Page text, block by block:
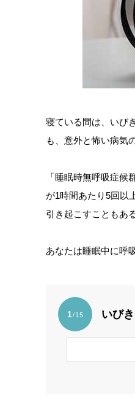
寝ている間は、いび
も、意外と怖い病気
「睡眠時無呼吸症
が1時間あたり5回以
引き起こすこともあ
あなたは睡眠中に呼
1/15 いび